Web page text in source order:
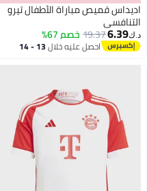
اديداس قميص مباراة الأطفال تيرو
التنافسي
د.ك‏6.39
19.37خصم 67%
احصل عليه خلال 13 - 14